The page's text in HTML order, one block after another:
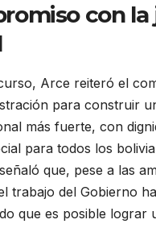
con la
Arce reiteró el
para construir
más fuerte, con
para todos los
que, pese a las
trabajo del Gobierno ha
que es posible lograr